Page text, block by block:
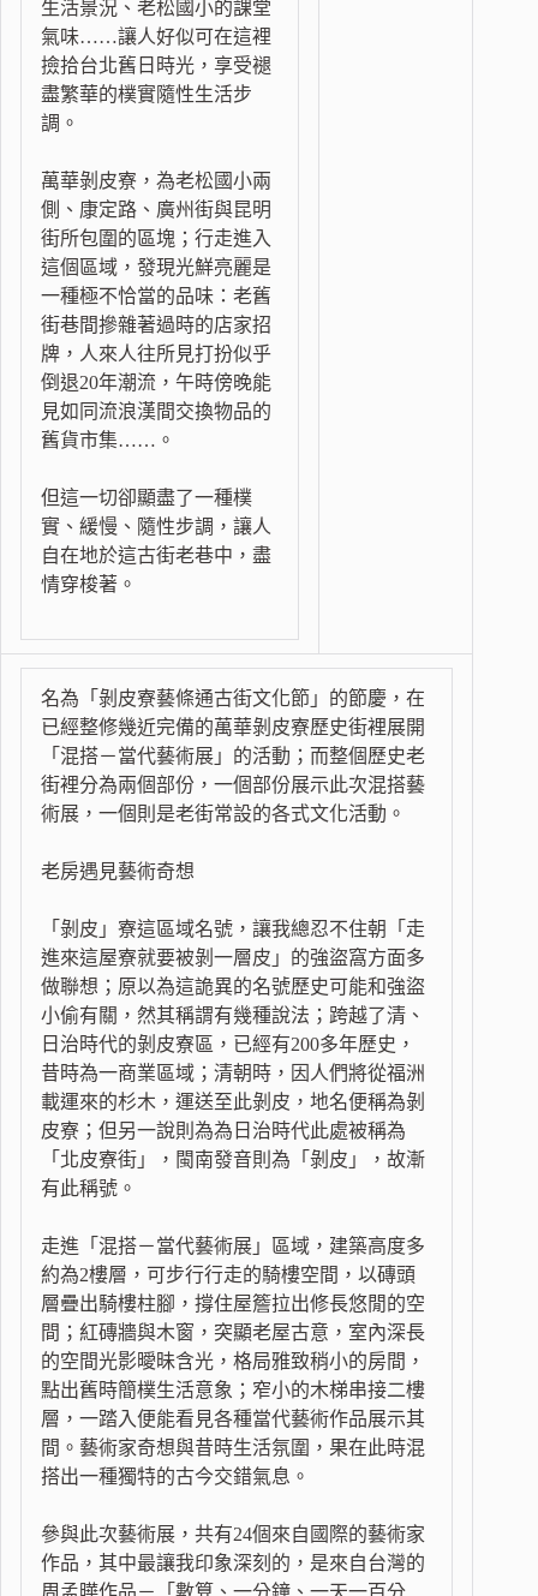
生活景況、老松國小的課堂
氣味……讓人好似可在這裡
撿拾台北舊日時光，享受褪
盡繁華的樸實隨性生活步
調。
萬華剝皮寮，為老松國小兩
側、康定路、廣州街與昆明
街所包圍的區塊；行走進入
這個區域，發現光鮮亮麗是
一種極不恰當的品味：老舊
街巷間摻雜著過時的店家招
牌，人來人往所見打扮似乎
倒退20年潮流，午時傍晚能
見如同流浪漢間交換物品的
舊貨市集……。
但這一切卻顯盡了一種樸
實、緩慢、隨性步調，讓人
自在地於這古街老巷中，盡
情穿梭著。
名為「剝皮寮藝條通古街文化節」的節慶，在
已經整修幾近完備的萬華剝皮寮歷史街裡展開
「混搭－當代藝術展」的活動；而整個歷史老
街裡分為兩個部份，一個部份展示此次混搭藝
術展，一個則是老街常設的各式文化活動。
老房遇見藝術奇想
「剝皮」寮這區域名號，讓我總忍不住朝「走
進來這屋寮就要被剝一層皮」的強盜窩方面多
做聯想；原以為這詭異的名號歷史可能和強盜
小偷有關，然其稱謂有幾種說法；跨越了清、
日治時代的剝皮寮區，已經有200多年歷史，
昔時為一商業區域；清朝時，因人們將從福洲
載運來的杉木，運送至此剝皮，地名便稱為剝
皮寮；但另一說則為為日治時代此處被稱為
「北皮寮街」，閩南發音則為「剝皮」，故漸
有此稱號。
走進「混搭－當代藝術展」區域，建築高度多
約為2樓層，可步行行走的騎樓空間，以磚頭
層疊出騎樓柱腳，撐住屋簷拉出修長悠閒的空
間；紅磚牆與木窗，突顯老屋古意，室內深長
的空間光影曖昧含光，格局雅致稍小的房間，
點出舊時簡樸生活意象；窄小的木梯串接二樓
層，一踏入便能看見各種當代藝術作品展示其
間。藝術家奇想與昔時生活氛圍，果在此時混
搭出一種獨特的古今交錯氣息。
參與此次藝術展，共有24個來自國際的藝術家
作品，其中最讓我印象深刻的，是來自台灣的
周孟曄作品－「數算、一分鐘、一天一百分